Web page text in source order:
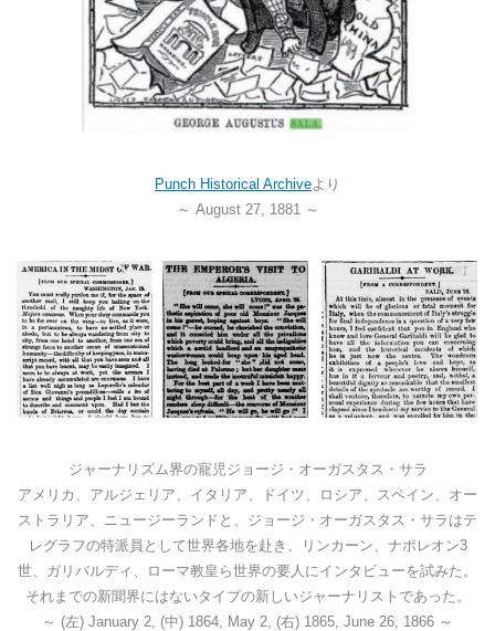
Punch Historical Archiveより
～ August 27, 1881 ～
ジャーナリズム界の寵児ジョージ・オーガスタス・サラ
アメリカ、アルジェリア、イタリア、ドイツ、ロシア、スペイン、オー
ストラ リア、ニュージーランドと、ジョージ・オーガスタス・サラはテ
レグラフの特派員として世界各地を赴き、リンカーン、ナポレオン3
世、ガリバルディ、
ローマ教皇ら世界の要人にインタビューを試みた。
それまでの新聞界にはないタイプの新しいジャーナリストであった。
～ (左) January 2, (中) 1864, May 2, (右) 1865, June 26, 1866 ～